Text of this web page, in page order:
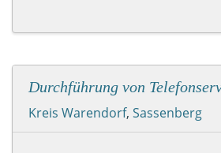
Durchführung von
Kreis Warendorf, Sassenberg